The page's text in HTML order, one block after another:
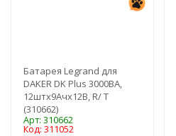
Батарея Legrand для
DAKER DK Plus 3000ВА,
12штх9Ачх12В, R/ T
(310662)
Арт: 310662
Код: 311052